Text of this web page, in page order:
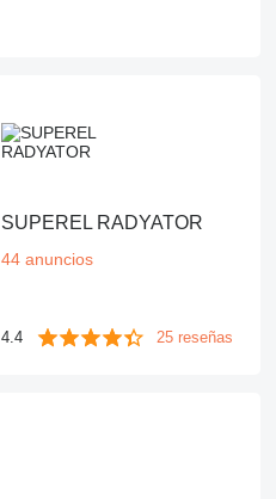
SUPEREL RADYATOR
44 anuncios
4.4 25 reseñas